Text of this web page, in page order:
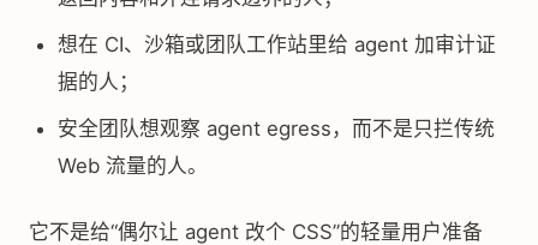
想在 CI、沙箱或团队工作站里给 agent 加审计证
据的人；
安全团队想观察 agent egress，而不是只拦传统
Web 流量的人。
它不是给“偶尔让 agent 改个 CSS”的轻量用户准备